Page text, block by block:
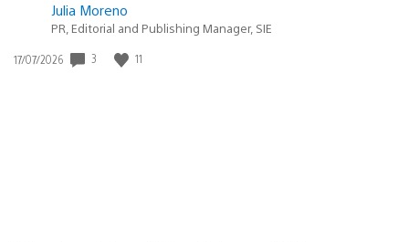
Julia Moreno
PR, Editorial and Publishing Manager, SIE
Data
17/07/2026 3 11